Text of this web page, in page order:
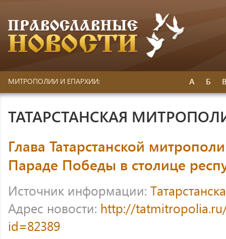
МИТРОПОЛИИ И ЕПАРХИИ: А Б
ТАТАРСТАНСКАЯ
Глава Татарстанской
Параде Победы в столице
Источник информации:
Адрес новости: http://
id=82389